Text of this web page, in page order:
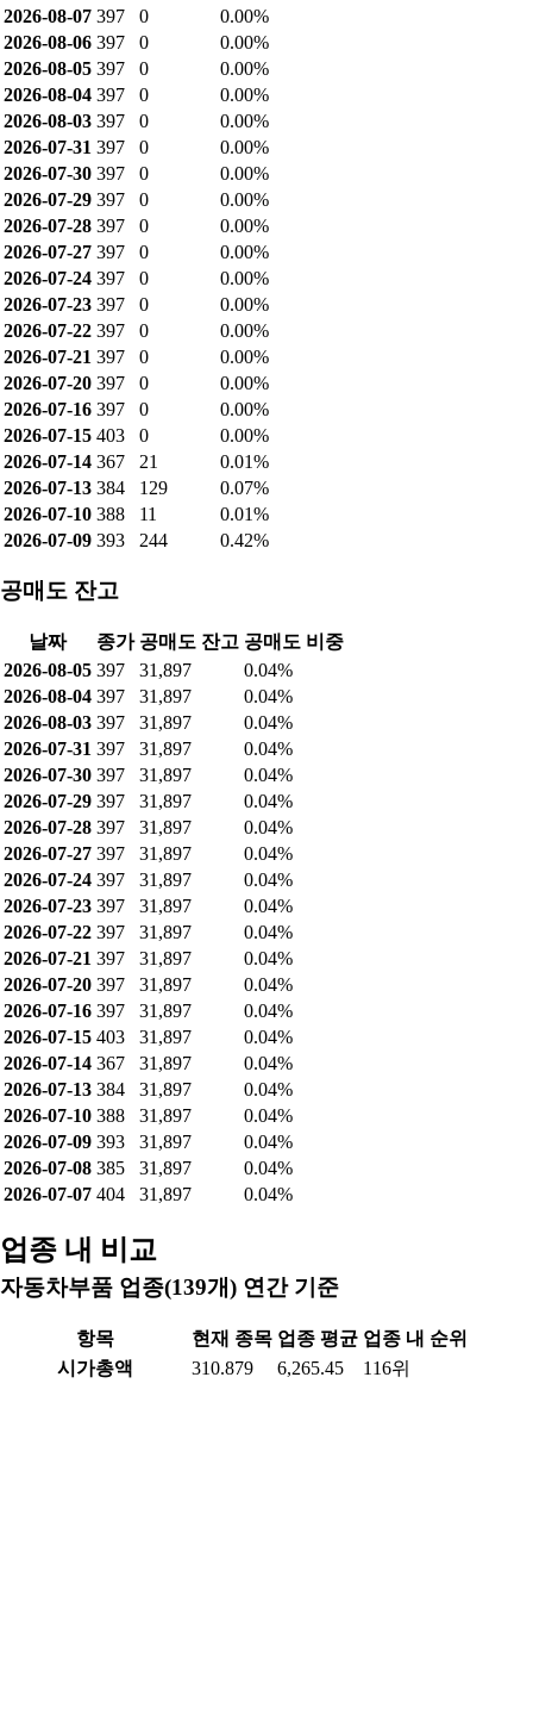
2026-08-07 397 0
0.00%
2026-08-06 397 0
0.00%
2026-08-05 397 0
0.00%
2026-08-04 397 0
0.00%
2026-08-03 397 0
0.00%
2026-07-31 397 0
0.00%
2026-07-30 397 0
0.00%
2026-07-29 397 0
0.00%
2026-07-28 397 0
0.00%
2026-07-27 397 0
0.00%
2026-07-24 397 0
0.00%
2026-07-23 397 0
0.00%
2026-07-22 397 0
0.00%
2026-07-21 397 0
0.00%
2026-07-20 397 0
0.00%
2026-07-16 397 0
0.00%
2026-07-15 403 0
0.00%
2026-07-14 367 21
0.01%
2026-07-13 384 129
0.07%
2026-07-10 388 11
0.01%
2026-07-09 393 244 0.42%
공매도 잔고
날짜 종가 공매도 잔고 공매도 비중
2026-08-05 397 31,897
0.04%
2026-08-04 397 31,897
0.04%
2026-08-03 397 31,897
0.04%
2026-07-31 397 31,897
0.04%
2026-07-30 397 31,897
0.04%
2026-07-29 397 31,897
0.04%
2026-07-28 397 31,897
0.04%
2026-07-27 397 31,897
0.04%
2026-07-24 397 31,897
0.04%
2026-07-23 397 31,897
0.04%
2026-07-22 397 31,897
0.04%
2026-07-21 397 31,897
0.04%
2026-07-20 397 31,897
0.04%
2026-07-16 397 31,897
0.04%
2026-07-15 403 31,897
0.04%
2026-07-14 367 31,897
0.04%
2026-07-13 384 31,897
0.04%
2026-07-10 388 31,897
0.04%
2026-07-09 393 31,897
0.04%
2026-07-08 385 31,897
0.04%
2026-07-07 404 31,897 0.04%
업종 내 비교
자동차부품 업종(139개) 연간 기준
항목 현재 종목 업종 평균 업종 내 순위
시가총액
310.879 6,265.45
116위